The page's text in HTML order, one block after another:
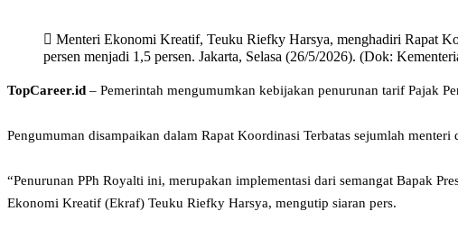
Menteri Ekonomi Kreatif, Teuku Riefky Harsya, menghadiri Rapat
persen menjadi 1,5 persen. Jakarta, Selasa (26/5/2026). (Dok:
TopCareer.id – Pemerintah mengumumkan kebijakan penurunan tarif Pajak
Pengumuman disampaikan dalam Rapat Koordinasi Terbatas sejumlah
“Penurunan PPh Royalti ini, merupakan implementasi dari semangat Bapak
Ekonomi Kreatif (Ekraf) Teuku Riefky Harsya, mengutip siaran pers.